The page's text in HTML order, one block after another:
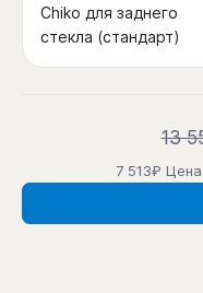
Chiko для заднего
стекла (стандарт)
13
7 513₽